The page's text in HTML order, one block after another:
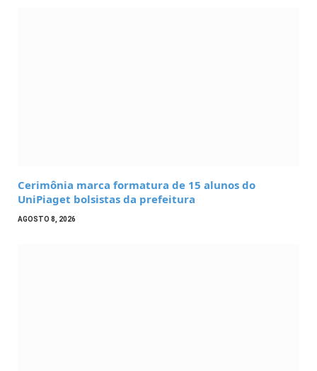
Cerimônia marca formatura de 15 alunos do
UniPiaget bolsistas da prefeitura
AGOSTO 8, 2026